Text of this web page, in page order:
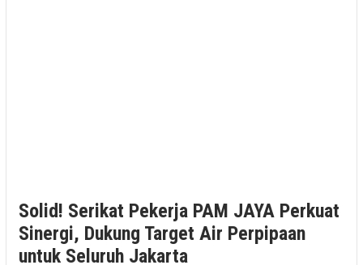
Solid! Serikat Pekerja PAM JAYA Perkuat
Sinergi, Dukung Target Air Perpipaan
untuk Seluruh Jakarta